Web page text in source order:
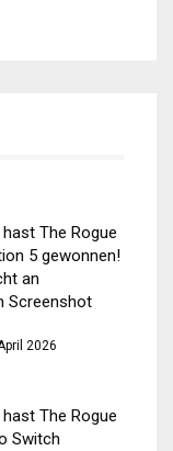
The Rogue
5 gewonnen!
an
Screenshot
2026
The Rogue
Switch